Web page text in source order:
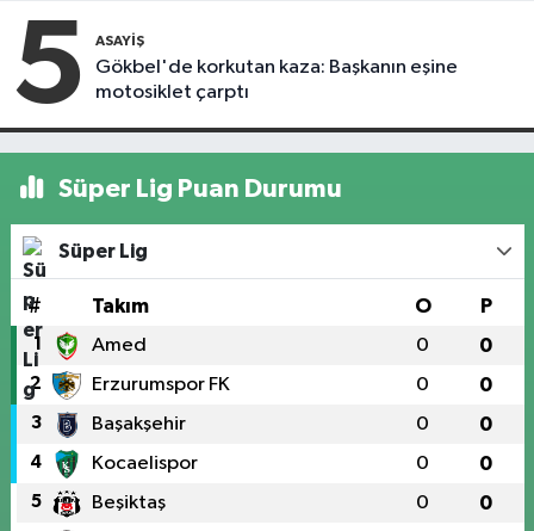
5 ASAYIŞ
Gökbel'de korkutan kaza: Başkanın eşine
motosiklet çarptı
Süper Lig Puan Durumu
Süper Lig
# Takım O P
1 Amed 0 0
2 Erzurumspor FK 0 0
3 Başakşehir 0 0
4 Kocaelispor 0 0
5 Beşiktaş 0 0